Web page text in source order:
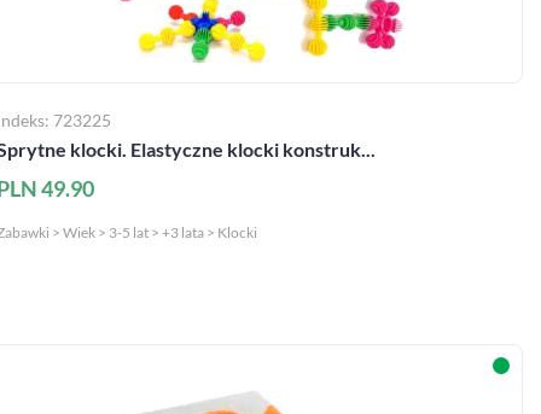
723225
klocki. Elastyczne klocki konstruk...
49.90
> Wiek > 3-5 lat > +3 lata > Klocki